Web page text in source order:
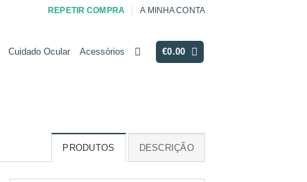
REPETIR COMPRA A MINHA CONTA
Cuidado Ocular Acessórios €0.00
PRODUTOS DESCRIÇÃO